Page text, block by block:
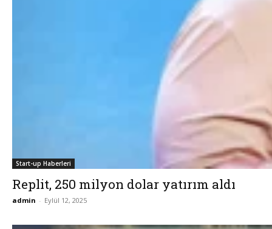
Start-up Haberleri
Replit, 250 milyon dolar yatırım aldı
admin - Eylül 12, 2025